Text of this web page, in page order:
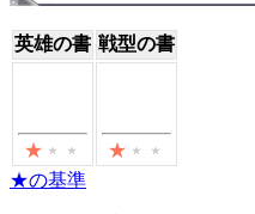
英雄の書 戦型の書
★の基準